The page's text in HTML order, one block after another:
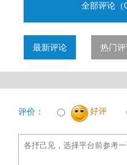
全部评论（0
最新评论 热门评
评价： 好评